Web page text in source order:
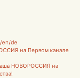
en/de
на Первом канале
НОВОРОССИЯ на